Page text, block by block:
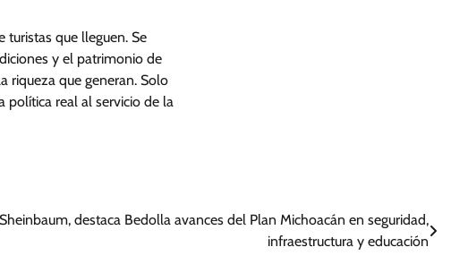
turistas que lleguen. Se
y el patrimonio de
riqueza que generan. Solo
política real al servicio de la
destaca Bedolla avances del Plan Michoacán en seguridad,
infraestructura y educación